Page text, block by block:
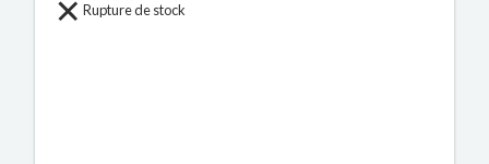
Rupture de stock